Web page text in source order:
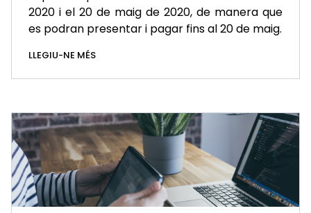
2020 i el 20 de maig de 2020, de manera que
es podran presentar i pagar fins al 20 de maig.
LLEGIU-NE MÉS